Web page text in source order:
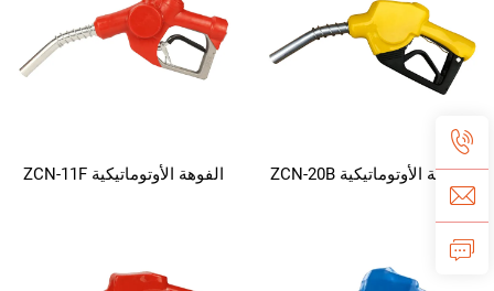
الفوهة الأوتوماتيكية ZCN-20B الفوهة الأوتوماتيكية ZCN-11F